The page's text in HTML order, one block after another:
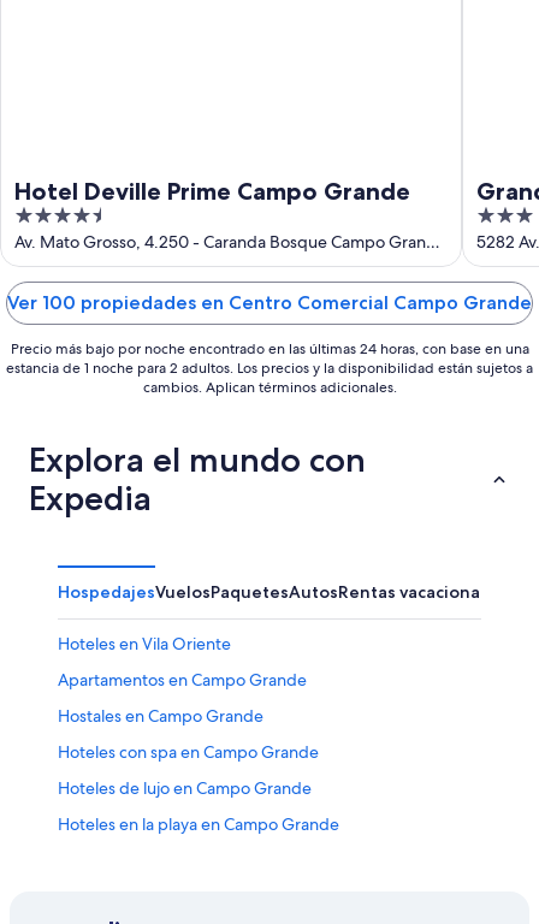
Hotel Deville Prime Campo Grande
4.5
out
of
5
Av. Mato Grosso, 4.250 - Caranda Bosque Campo Grande
MS
3
out
of
5
5282
Ver 100 propiedades en Centro Comercial Campo Grande
Precio más bajo por noche encontrado en las últimas 24 horas, con base en una
estancia de 1 noche para 2 adultos. Los precios y la disponibilidad están sujetos a
cambios. Aplican términos adicionales.
Explora el mundo con
Expedia
HospedajesVuelosPaquetesAutosRentas vacacionales
Hoteles en Vila Oriente
Apartamentos en Campo Grande
Hostales en Campo Grande
Hoteles con spa en Campo Grande
Hoteles de lujo en Campo Grande
Hoteles en la playa en Campo Grande